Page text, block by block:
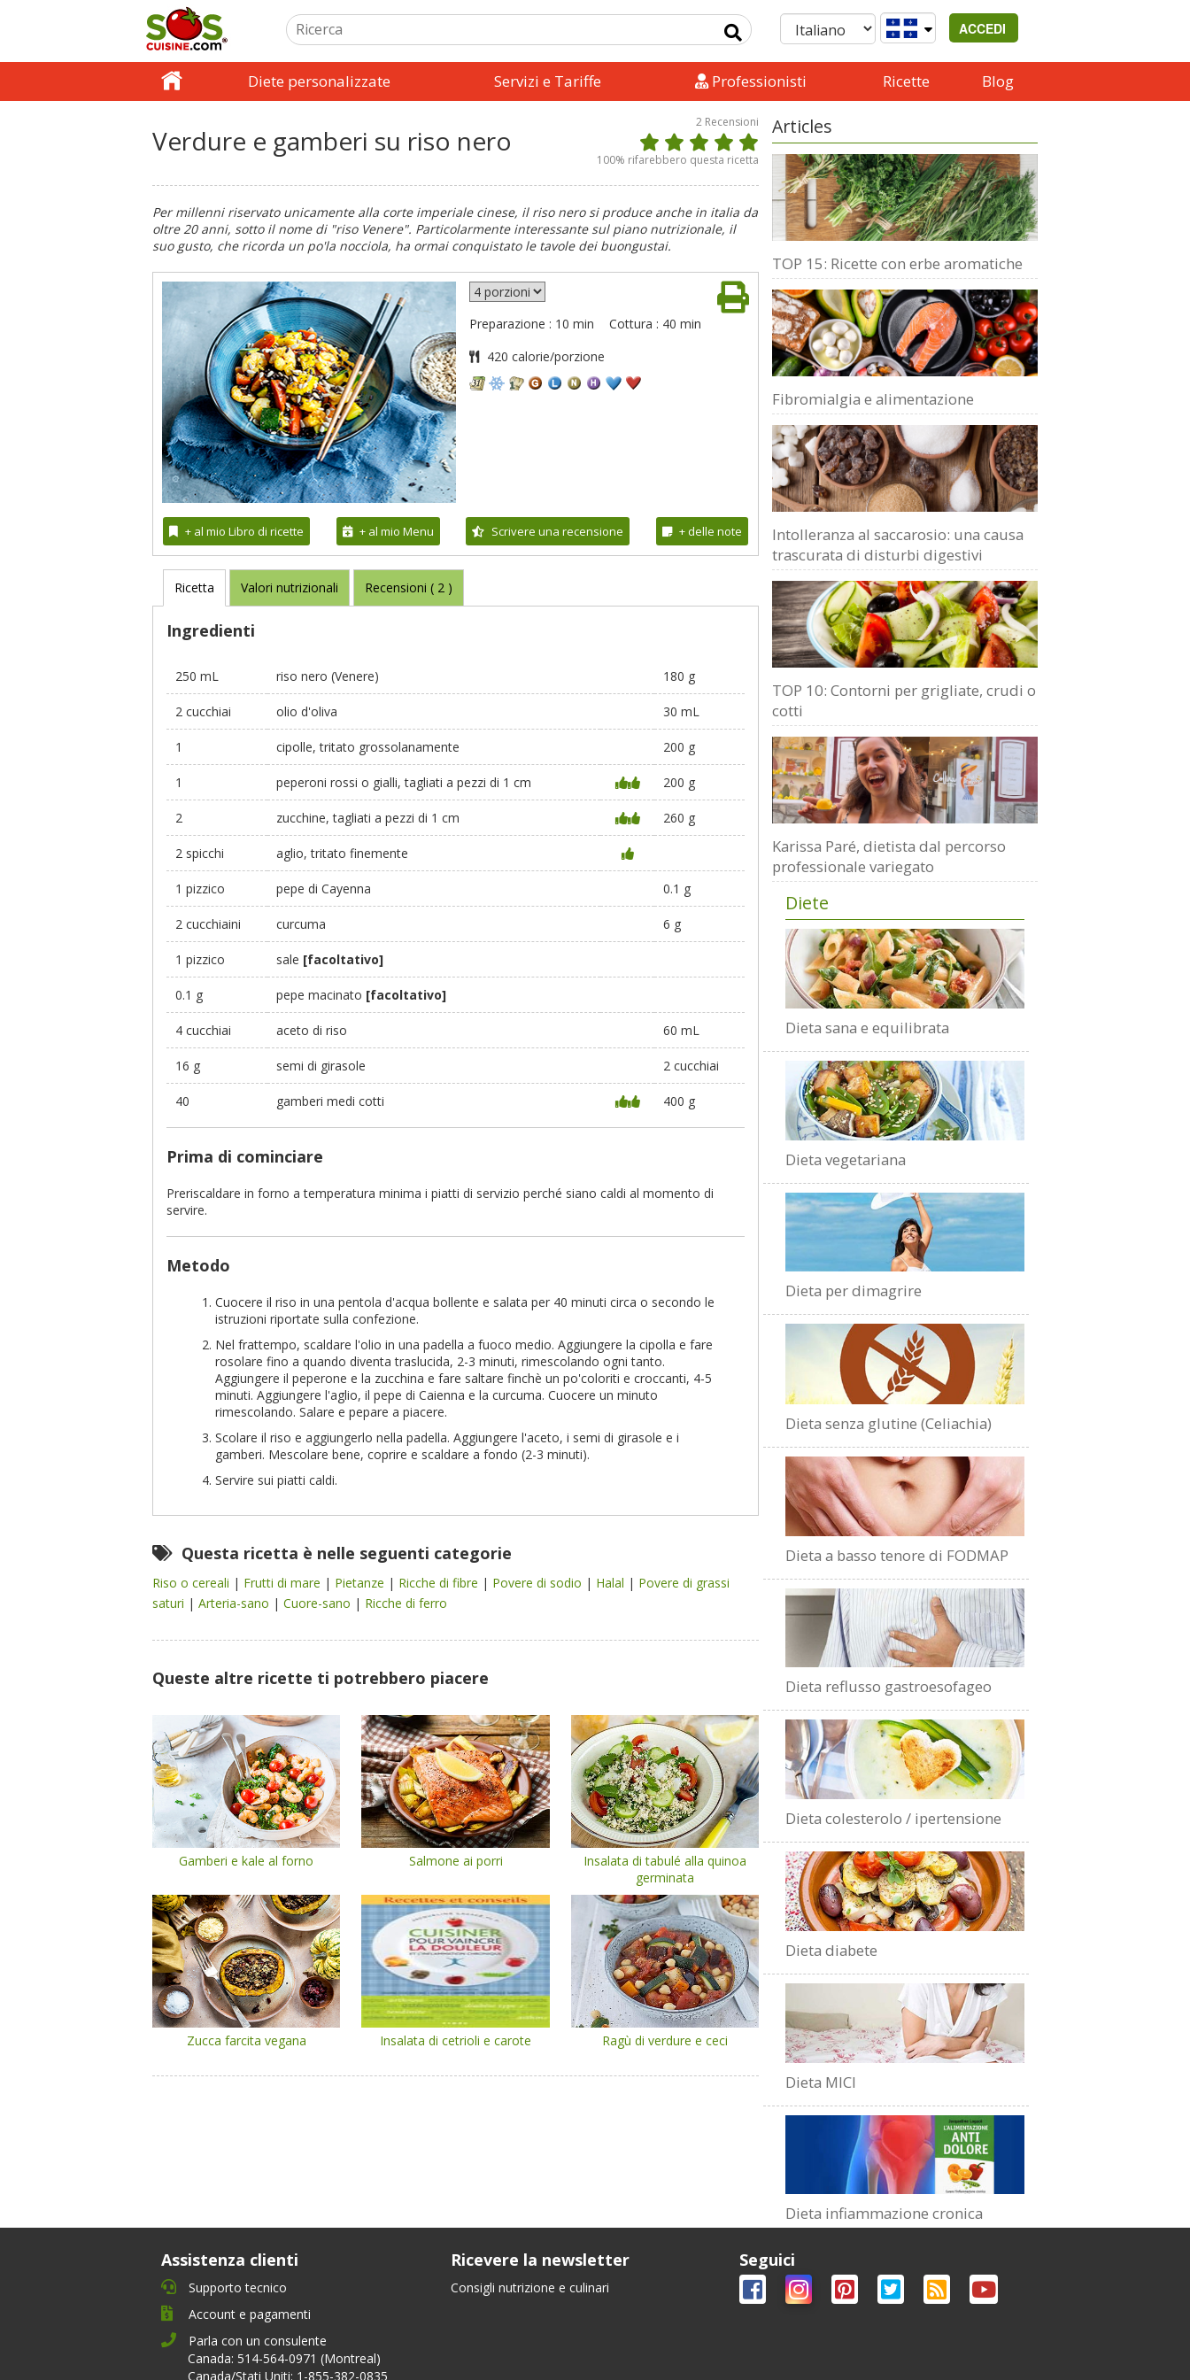
ACCEDI
Diete personalizzate Servizi e Tariffe Professionisti Ricette Blog
Verdure e gamberi su riso nero
2 Recensioni
100% rifarebbero questa ricetta
Per millenni riservato unicamente alla corte imperiale cinese, il riso nero si produce anche in italia da
oltre 20 anni, sotto il nome di "riso Venere". Particolarmente interessante sul piano nutrizionale, il
suo gusto, che ricorda un po'la nocciola, ha ormai conquistato le tavole dei buongustai.
Preparazione : 10 min
Cottura : 40 min
420 calorie/porzione
+ al mio Libro di ricette + al mio Menu Scrivere una recensione + delle note
Ricetta Valori nutrizionali Recensioni ( 2 )
Ingredienti
250 mL riso nero (Venere) 180 g
2 cucchiai olio d'oliva 30 mL
1 cipolle, tritato grossolanamente 200 g
1 peperoni rossi o gialli, tagliati a pezzi di 1 cm 200 g
2 zucchine, tagliati a pezzi di 1 cm 260 g
2 spicchi aglio, tritato finemente
1 pizzico pepe di Cayenna 0.1 g
2 cucchiaini curcuma 6 g
1 pizzico sale [facoltativo]
0.1 g pepe macinato [facoltativo]
4 cucchiai aceto di riso 60 mL
16 g semi di girasole 2 cucchiai
40 gamberi medi cotti 400 g
Prima di cominciare
Preriscaldare in forno a temperatura minima i piatti di servizio perché siano caldi al momento di
servire.
Metodo
Cuocere il riso in una pentola d'acqua bollente e salata per 40 minuti circa o secondo le
istruzioni riportate sulla confezione.
Nel frattempo, scaldare l'olio in una padella a fuoco medio. Aggiungere la cipolla e fare
rosolare fino a quando diventa traslucida, 2-3 minuti, rimescolando ogni tanto.
Aggiungere il peperone e la zucchina e fare saltare finchè un po'coloriti e croccanti, 4-5
minuti. Aggiungere l'aglio, il pepe di Caienna e la curcuma. Cuocere un minuto
rimescolando. Salare e pepare a piacere.
Scolare il riso e aggiungerlo nella padella. Aggiungere l'aceto, i semi di girasole e i
gamberi. Mescolare bene, coprire e scaldare a fondo (2-3 minuti).
Servire sui piatti caldi.
Questa ricetta è nelle seguenti categorie
Riso o cereali | Frutti di mare | Pietanze | Ricche di fibre | Povere di sodio | Halal | Povere di grassi
saturi | Arteria-sano | Cuore-sano | Ricche di ferro
Queste altre ricette ti potrebbero piacere
Gamberi e kale al forno Salmone ai porri
Insalata di tabulé alla quinoa
germinata
Zucca farcita vegana Insalata di cetrioli e carote Ragù di verdure e ceci
Articles
TOP 15: Ricette con erbe aromatiche
Fibromialgia e alimentazione
Intolleranza al saccarosio: una causa
trascurata di disturbi digestivi
TOP 10: Contorni per grigliate, crudi o
cotti
Karissa Paré, dietista dal percorso
professionale variegato
Diete
Dieta sana e equilibrata
Dieta vegetariana
Dieta per dimagrire
Dieta senza glutine (Celiachia)
Dieta a basso tenore di FODMAP
Dieta reflusso gastroesofageo
Dieta colesterolo / ipertensione
Dieta diabete
Dieta MICI
Dieta infiammazione cronica
Assistenza clienti
Supporto tecnico
Account e pagamenti
Parla con un consulente
Canada: 514-564-0971 (Montreal)
Canada/Stati Uniti: 1-855-382-0835
Ricevere la newsletter
Consigli nutrizione e culinari
Seguici